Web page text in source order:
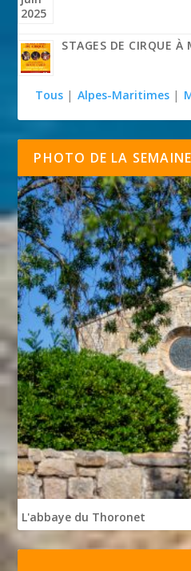
STAGES DE CIRQUE À
Tous | Alpes-Maritimes |
PHOTO DE LA SEMAINE
L'abbaye du Thoronet